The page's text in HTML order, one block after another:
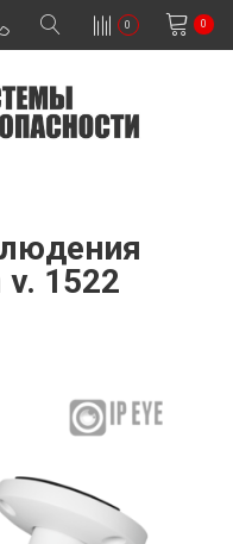
0 0
v. 1522